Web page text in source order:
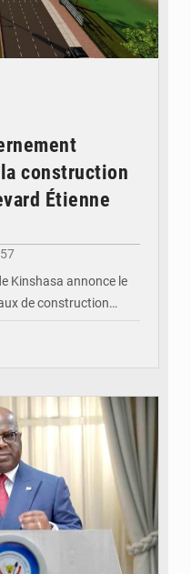
construction
Étienne
Kinshasa annonce le
de construction…